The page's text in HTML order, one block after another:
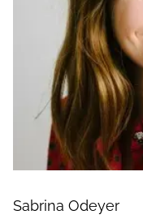
Sabrina Odeyer